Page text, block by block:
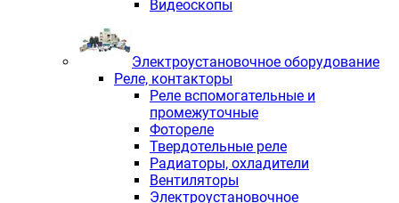
Видеоскопы
Электроустановочное оборудование
Реле, контакторы
Реле вспомогательные и
промежуточные
Фотореле
Твердотельные реле
Радиаторы, охладители
Вентиляторы
Электроустановочное